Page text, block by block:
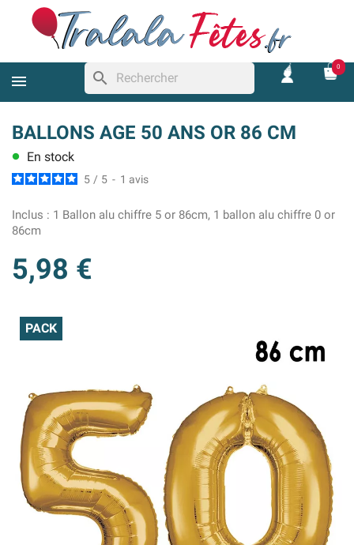
search
0
BALLONS AGE 50 ANS OR 86 CM
lens En stock
5 / 5 - 1 avis
Inclus : 1 Ballon alu chiffre 5 or 86cm, 1 ballon alu chiffre 0 or
86cm
5,98 €
PACK